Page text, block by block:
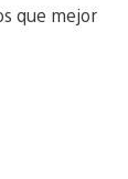
que mejor